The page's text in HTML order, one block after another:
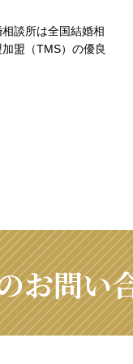
談所は全国結婚相
盟（TMS）の優良
お問い